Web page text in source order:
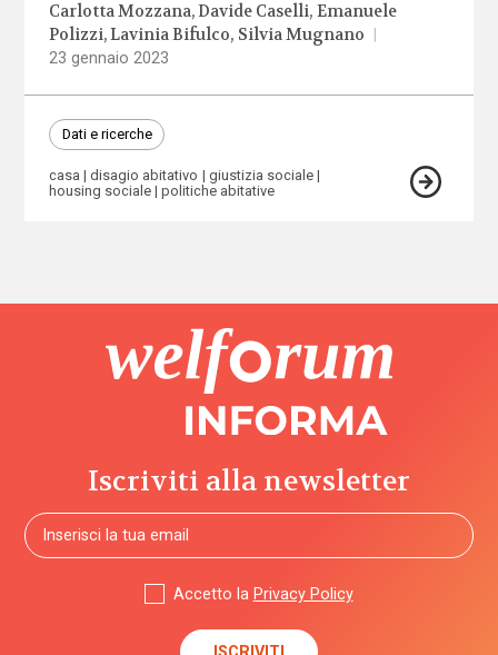
Carlotta Mozzana Davide Caselli Emanuele
Polizzi Lavinia Bifulco Silvia Mugnano
23 gennaio 2023
Dati e ricerche
casa disagio abitativo
giustizia sociale
housing sociale
politiche abitative
Iscriviti alla newsletter
Accetto la Privacy Policy